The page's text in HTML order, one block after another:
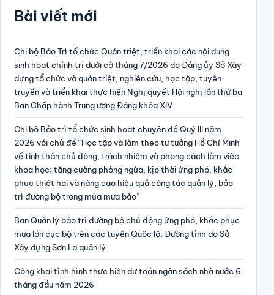
Bài viết mới
Chi bộ Bảo Trì tổ chức Quán triệt, triển khai các nội dung
sinh hoạt chính trị dưới cờ tháng 7/2026 do Đảng ủy Sở Xây
dựng tổ chức và quán triệt, nghiên cứu, học tập, tuyên
truyền và triển khai thực hiện Nghị quyết Hội nghị lần thứ ba
Ban Chấp hành Trung ương Đảng khóa XIV
Chi bộ Bảo trì tổ chức sinh hoạt chuyên đề Quý III năm
2026 với chủ đề “Học tập và làm theo tư tưởng Hồ Chí Minh
về tinh thần chủ động, trách nhiệm và phong cách làm việc
khoa học; tăng cường phòng ngừa, kịp thời ứng phó, khắc
phục thiệt hại và nâng cao hiệu quả công tác quản lý, bảo
trì đường bộ trong mùa mưa bão”
Ban Quản lý bảo trì đường bộ chủ động ứng phó, khắc phục
mưa lớn cục bộ trên các tuyến Quốc lộ, Đường tỉnh do Sở
Xây dựng Sơn La quản lý
Công khai tình hình thực hiện dự toán ngân sách nhà nước 6
tháng đầu năm 2026